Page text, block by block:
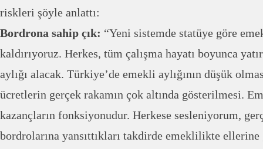
riskleri şöyle anlattı:
Bordrona sahip çık: “Yeni sistemde statüye göre
kaldırıyoruz. Herkes, tüm çalışma hayatı boyunca
aylığı alacak. Türkiye’de emekli aylığının düşük
ücretlerin gerçek rakamın çok altında gösterilmesi.
kazançların fonksiyonudur. Herkese sesleniyorum,
bordrolarına yansıttıkları takdirde emeklilikte ellerine